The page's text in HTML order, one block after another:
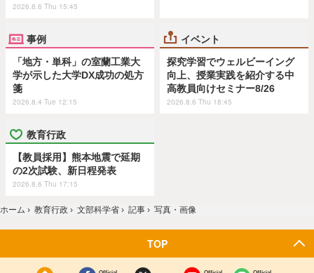
2026.8.6 Thu 15:45
事例
「地方・単科」の室蘭工業大
学が示した大学DX成功の処方
箋
2026.8.4 Tue 12:15
イベント
探究学習でウェルビーイング
向上、授業実践を紹介する中
高教員向けセミナー8/26
2026.8.6 Thu 18:45
教育行政
【教員採用】熊本地震で延期
の2次試験、新日程発表
2026.8.6 Thu 17:15
ホーム › 教育行政 › 文部科学省 › 記事 › 写真・画像
TOP